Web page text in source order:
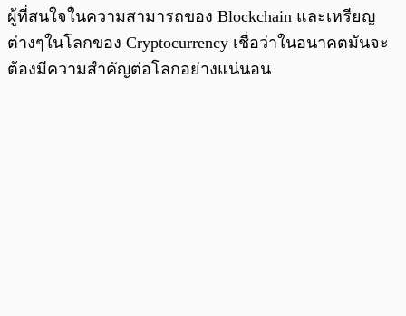
ผู้ที่สนใจในความสามารถของ Blockchain และเหรียญ
ต่างๆในโลกของ Cryptocurrency เชื่อว่าในอนาคตมันจะ
ต้องมีความสำคัญต่อโลกอย่างแน่นอน